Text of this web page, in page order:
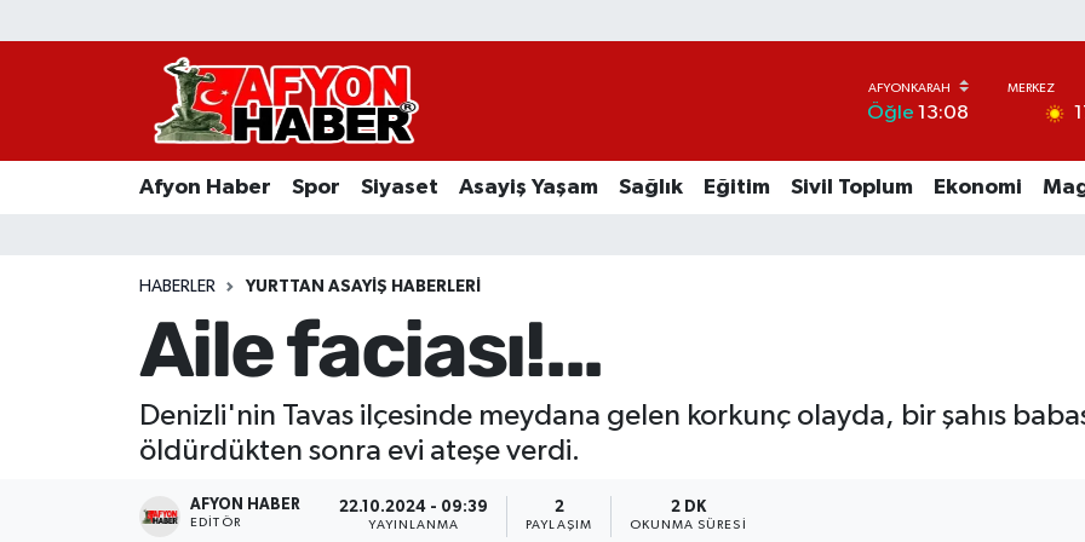
Öğle 13:08
Afyon Haber Spor Siyaset Asayiş Yaşam Sağlık Eğitim Sivil Toplum Ekonomi
HABERLER YURTTAN ASAYIŞ HABERLERI
Aile faciası!...
Denizli'nin Tavas ilçesinde meydana gelen korkunç olayda, bir şahıs
öldürdükten sonra evi ateşe verdi.
AFYON HABER
EDITÖR
22.10.2024 - 09:39
YAYINLANMA
2
PAYLAŞIM
2 DK
OKUNMA SÜRESI
Afyon Haber
Asayiş Yaşam
Sivil Toplum
Ekonomi